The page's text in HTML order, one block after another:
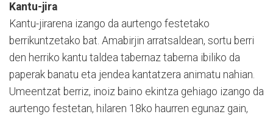
Kantu-jira
Kantu-jirarena izango da aurtengo festetako
berrikuntzetako bat. Amabirjin arratsaldean, sortu berri
den herriko kantu taldea tabernaz taberna ibiliko da
paperak banatu eta jendea kantatzera animatu nahian.
Umeentzat berriz, inoiz baino ekintza gehiago izango da
aurtengo festetan, hilaren 18ko haurren egunaz gain,